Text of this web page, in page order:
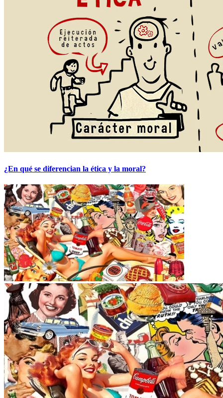
¿En qué se diferencian la ética y la moral?